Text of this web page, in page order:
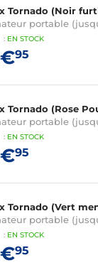
Tornado (Noir
portable
: EN STOCK
95
Tornado (Rose
portable
: EN STOCK
95
Tornado (Vert
portable
: EN STOCK
95